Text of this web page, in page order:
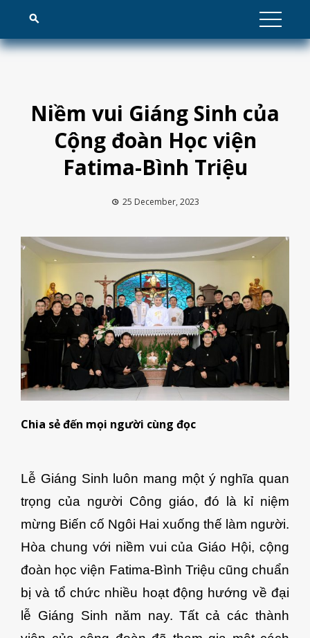
Skip
Niềm vui Giáng Sinh của
Cộng đoàn Học viện
Fatima-Bình Triệu
25 December, 2023
Chia sẻ đến mọi người cùng đọc
Lễ Giáng Sinh luôn mang một ý nghĩa quan
trọng của người Công giáo, đó là kỉ niệm
mừng Biến cố Ngôi Hai xuống thế làm người.
Hòa chung với niềm vui của Giáo Hội, cộng
đoàn học viện Fatima-Bình Triệu cũng chuẩn
bị và tổ chức nhiều hoạt động hướng về đại
lễ Giáng Sinh năm nay. Tất cả các thành